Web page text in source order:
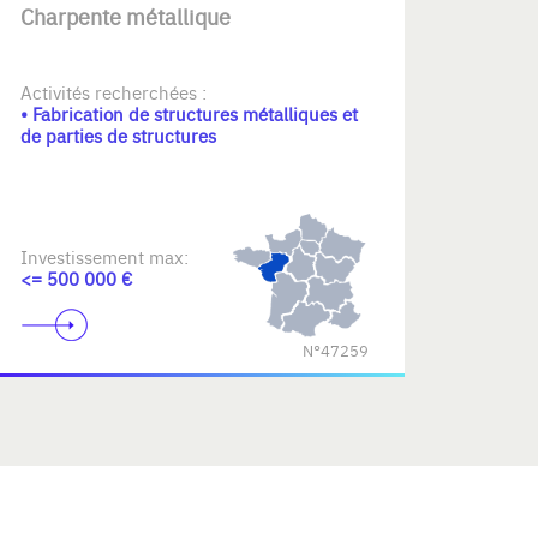
Charpente métallique
Activités recherchées :
• Fabrication de structures métalliques et
de parties de structures
Investissement max:
<= 500 000 €
N°47259